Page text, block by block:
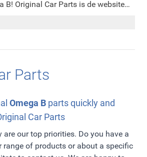
B! Original Car Parts is de website
Irmscher onderdelen. Wij
gesorteerd op onze
u makkelijk zoeken is. De
zijn ideaal om uw Opel Omega B
te geven. Irmscher is namelijk
en werkt erg nauw samen met
van hun producten. Alle
Parts
Omega B parts quickly and
Car Parts
are our top priorities. Do you have a
range of products or about a specific